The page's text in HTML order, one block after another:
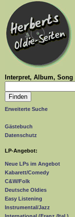
Interpret, Album, Song
Erweiterte Suche
Gästebuch
Datenschutz
LP-Angebot:
Neue LPs im Angebot
Kabarett/Comedy
C&W/Folk
Deutsche Oldies
Easy Listening
Instrumental/Jazz